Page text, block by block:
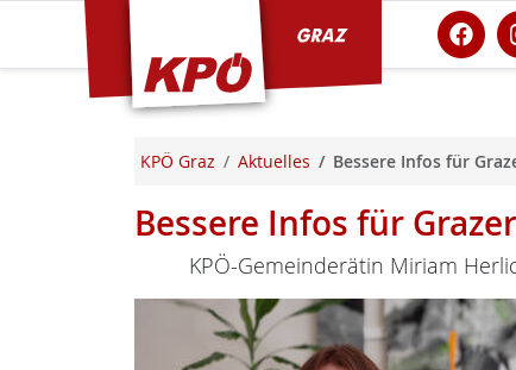
KPÖ Graz Aktuelles Bessere Infos für
Bessere Infos für
KPÖ-Gemeinderätin Miriam